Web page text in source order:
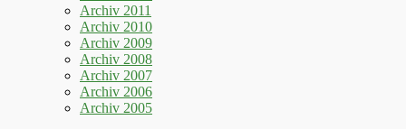
Archiv 2011
Archiv 2010
Archiv 2009
Archiv 2008
Archiv 2007
Archiv 2006
Archiv 2005